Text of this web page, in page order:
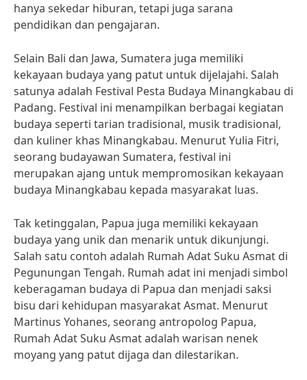
hanya sekedar hiburan, tetapi juga sarana
pendidikan dan pengajaran.
Selain Bali dan Jawa, Sumatera juga memiliki
kekayaan budaya yang patut untuk dijelajahi. Salah
satunya adalah Festival Pesta Budaya Minangkabau di
Padang. Festival ini menampilkan berbagai kegiatan
budaya seperti tarian tradisional, musik tradisional,
dan kuliner khas Minangkabau. Menurut Yulia Fitri,
seorang budayawan Sumatera, festival ini
merupakan ajang untuk mempromosikan kekayaan
budaya Minangkabau kepada masyarakat luas.
Tak ketinggalan, Papua juga memiliki kekayaan
budaya yang unik dan menarik untuk dikunjungi.
Salah satu contoh adalah Rumah Adat Suku Asmat di
Pegunungan Tengah. Rumah adat ini menjadi simbol
keberagaman budaya di Papua dan menjadi saksi
bisu dari kehidupan masyarakat Asmat. Menurut
Martinus Yohanes, seorang antropolog Papua,
Rumah Adat Suku Asmat adalah warisan nenek
moyang yang patut dijaga dan dilestarikan.